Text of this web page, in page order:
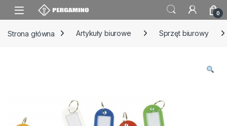
Skip to navigation
Skip to content
0
Strona główna Artykuły biurowe Sprzęt biurowy